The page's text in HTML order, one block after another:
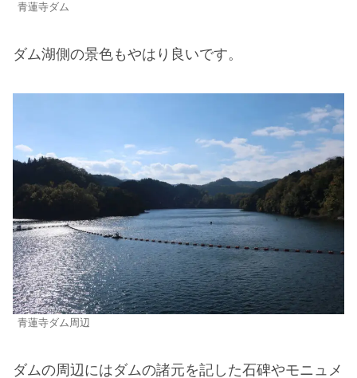
青蓮寺ダム
ダム湖側の景色もやはり良いです。
青蓮寺ダム周辺
ダムの周辺にはダムの諸元を記した石碑やモニュメ